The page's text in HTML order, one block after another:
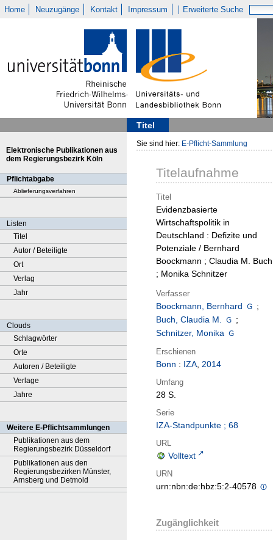
Home Neuzugänge Kontakt Impressum Erweiterte Suche
Titel
Elektronische Publikationen aus
dem Regierungsbezirk Köln
Pflichtabgabe
Ablieferungsverfahren
Listen
Titel
Autor / Beteiligte
Ort
Verlag
Jahr
Clouds
Schlagwörter
Orte
Autoren / Beteiligte
Verlage
Jahre
Weitere E-Pflichtsammlungen
Publikationen aus dem
Regierungsbezirk Düsseldorf
Publikationen aus den
Regierungsbezirken Münster,
Arnsberg und Detmold
Sie sind hier: E-Pflicht-Sammlung
Titelaufnahme
Titel
Evidenzbasierte
Wirtschaftspolitik in
Deutschland : Defizite und
Potenziale / Bernhard
Boockmann ; Claudia M. Buch
; Monika Schnitzer
Verfasser
Boockmann, Bernhard
;
Buch, Claudia M.
;
Schnitzer, Monika
Erschienen
Bonn : IZA, 2014
Umfang
28 S.
Serie
IZA-Standpunkte ; 68
URL
Volltext
URN
urn:nbn:de:hbz:5:2-40578
Zugänglichkeit